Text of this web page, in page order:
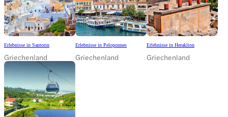
Erlebnisse in Santorin
Griechenland
Erlebnisse in Peloponnes
Griechenland
Erlebnisse in Heraklion
Griechenland